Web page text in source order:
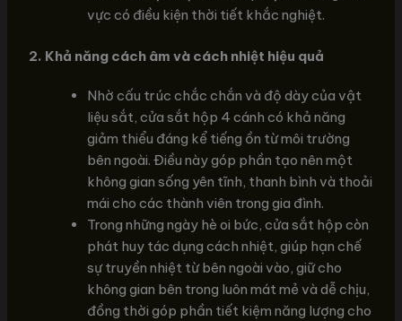
vực có điều kiện thời tiết khắc nghiệt.
2. Khả năng cách âm và cách nhiệt hiệu quả
Nhờ cấu trúc chắc chắn và độ dày của vật
liệu sắt, cửa sắt hộp 4 cánh có khả năng
giảm thiểu đáng kể tiếng ồn từ môi trường
bên ngoài. Điều này góp phần tạo nên một
không gian sống yên tĩnh, thanh bình và thoải
mái cho các thành viên trong gia đình.
Trong những ngày hè oi bức, cửa sắt hộp còn
phát huy tác dụng cách nhiệt, giúp hạn chế
sự truyền nhiệt từ bên ngoài vào, giữ cho
không gian bên trong luôn mát mẻ và dễ chịu,
đồng thời góp phần tiết kiệm năng lượng cho